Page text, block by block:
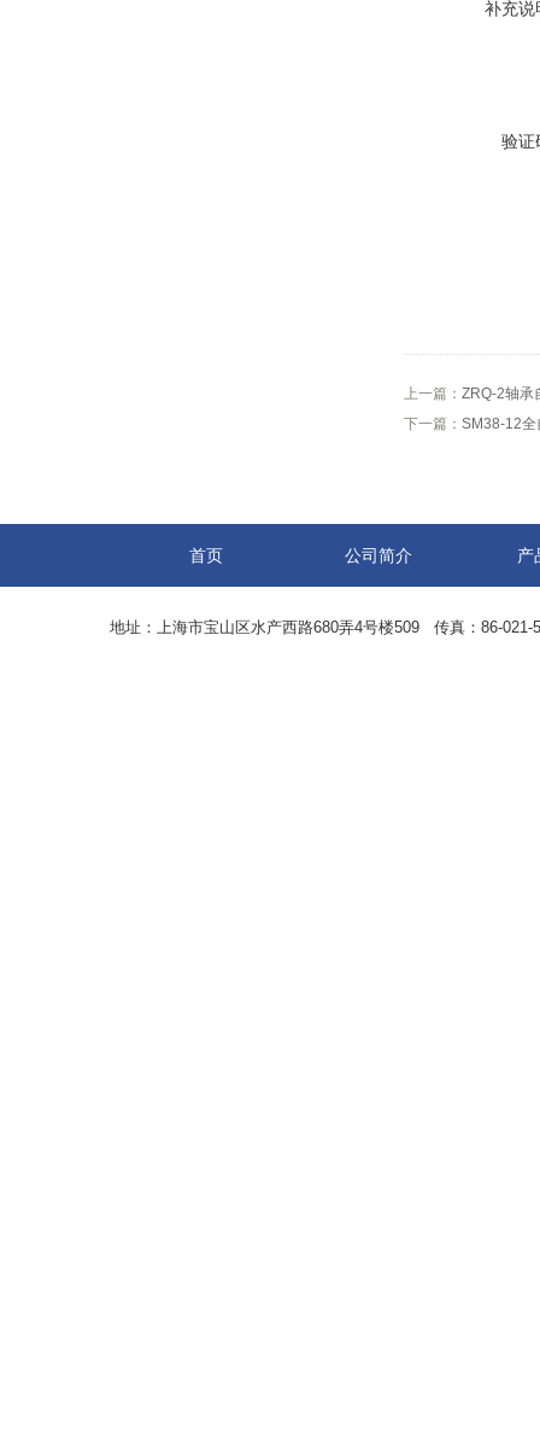
补充说
验证
上一篇： ZRQ-2轴承
下一篇： SM38-12全
首页 公司简介 产
地址：上海市宝山区水产西路680弄4号楼509 传真：86-